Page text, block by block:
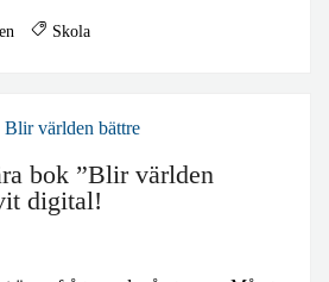
Skola
bok ”Blir världen
digital!